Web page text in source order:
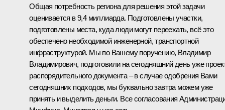
Общая потребность региона для решения этой задачи
оценивается в 9,4 миллиарда. Подготовлены участки,
подготовлены места, куда люди могут переехать, всё это
обеспечено необходимой инженерной, транспортной
инфраструктурой. Мы по Вашему поручению, Владимир
Владимирович, подготовили на сегодняшний день уже
распорядительного документа – в случае одобрения Вами
сегодняшних подходов, мы буквально завтра можем уже
принять и выделить деньги. Все согласования